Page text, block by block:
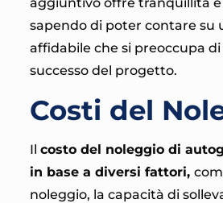
sapendo di poter contare su
affidabile che si preoccupa
successo del progetto.
Costi del
Il costo del noleggio di
in base a diversi fattori,
noleggio, la capacità di